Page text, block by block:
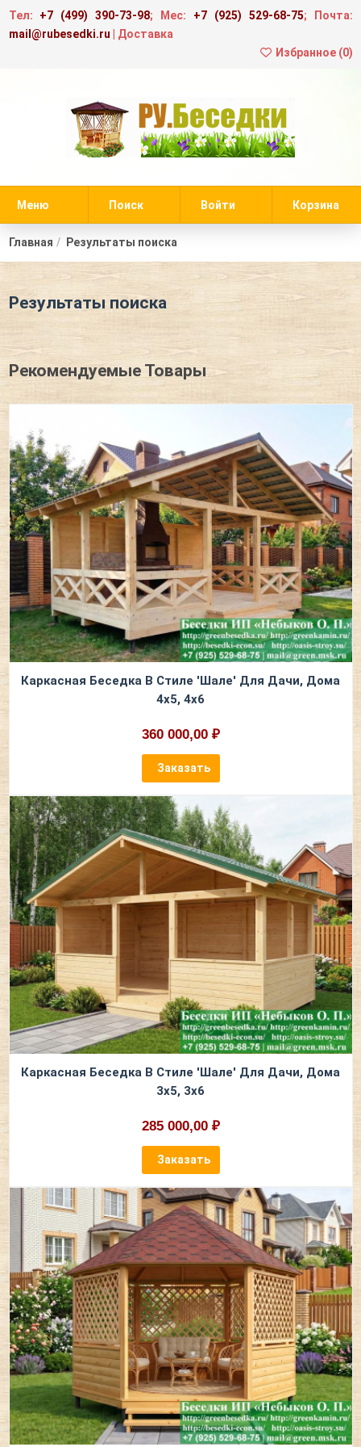
Тел: +7 (499) 390-73-98; Мес: +7 (925) 529-68-75; Почта:
mail@rubesedki.ru
Доставка
Избранное (0)
Меню Поиск Войти Корзина
Главная Результаты поиска
Результаты поиска
Рекомендуемые Товары
Каркасная Беседка В Стиле 'Шале' Для Дачи, Дома
4х5, 4х6
360 000,00 ₽
Заказать
Каркасная Беседка В Стиле 'Шале' Для Дачи, Дома
3х5, 3х6
285 000,00 ₽
Заказать